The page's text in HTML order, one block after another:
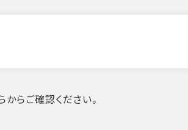
らご確認ください。